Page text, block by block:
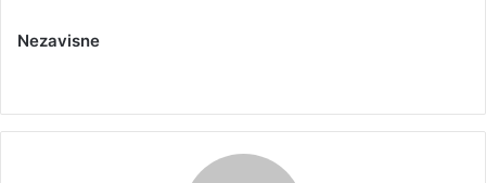
Nezavisne